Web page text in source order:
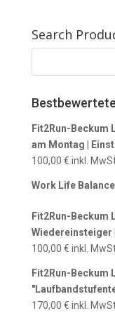
Search
Fit2Run-
am Montag |
100,00 € inkl.
Work Life Balance
Fit2Run-Beckum
Wiedereinsteiger
100,00 € inkl.
Fit2Run-
170,00 € inkl.